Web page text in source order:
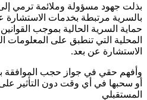
بذلت جهود مسؤولة وملائمة ترمي
بالسرية مرتبطة بخدمات
حماية السرية الحالية بموجب القوانين
المحلية التي تنطبق على
الاستشارة عن بعد.
وأفهم حقي في جواز حجب الموافقة
أو سحبها في أي وقت دون التأثير
المستقبلي